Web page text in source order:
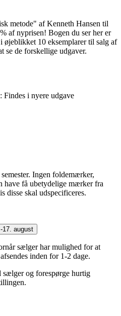
metode" af Kenneth Hansen til
af nyprisen! Bogen du ser her er
øjeblikket 10 eksemplarer til salg af
se de forskellige udgaver.
Findes i nyere udgave
Ingen foldemærker,
have få ubetydelige mærker fra
disse skal udspecificeres.
17. august
sælger har mulighed for at
inden for 1-2 dage.
og forespørge hurtig